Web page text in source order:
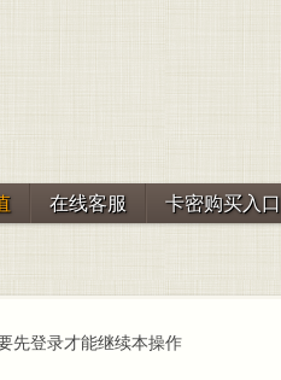
在线客服 卡密购买入口
先登录才能继续本操作